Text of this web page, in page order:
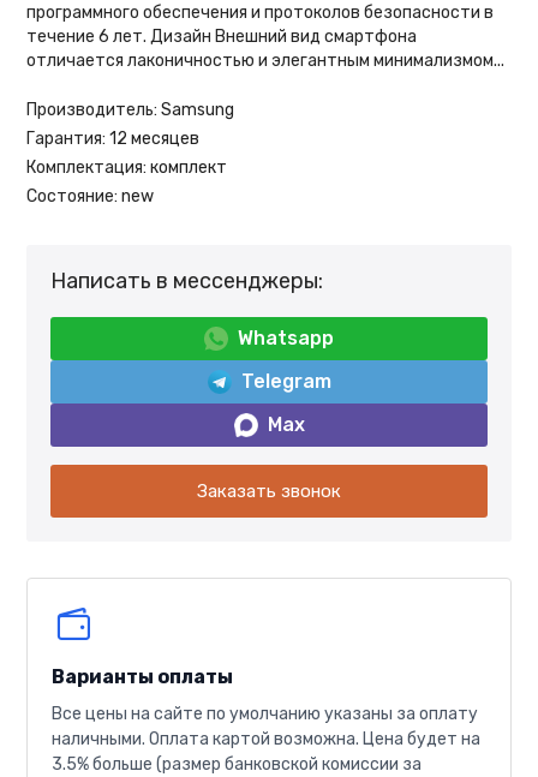
программного обеспечения и протоколов безопасности в
течение 6 лет. Дизайн Внешний вид смартфона
отличается лаконичностью и элегантным минимализмом...
Производитель: Samsung
Гарантия: 12 месяцев
Комплектация: комплект
Состояние: new
Написать в мессенджеры:
Whatsapp
Telegram
Max
Заказать звонок
Варианты оплаты
Все цены на сайте по умолчанию указаны за оплату
наличными. Оплата картой возможна. Цена будет на
3.5% больше (размер банковской комиссии за